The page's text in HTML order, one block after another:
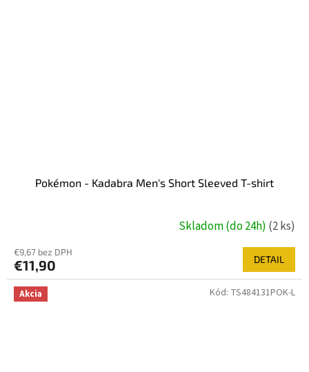
Pokémon - Kadabra Men's Short Sleeved T-shirt
Skladom (do 24h) (2 ks)
€9,67 bez DPH
€11,90 DETAIL
Akcia Kód: TS484131POK-L